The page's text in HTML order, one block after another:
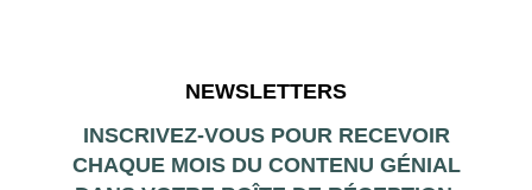
NEWSLETTERS
INSCRIVEZ-VOUS POUR RECEVOIR
CHAQUE MOIS DU CONTENU GÉNIAL